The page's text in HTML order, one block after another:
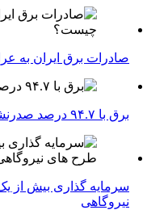
صادرات برق ایران
برق با ۹۴.۷ درصد صدرنشین تورم تابستانی!
سرمایه گذاری بیش از
نیروگاهی